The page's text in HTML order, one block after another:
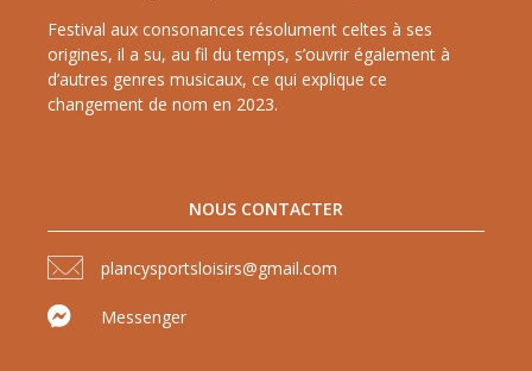
Festival aux consonances résolument celtes à ses
origines, il a su, au fil du temps, s’ouvrir également à
d’autres genres musicaux, ce qui explique ce
changement de nom en 2023.
NOUS CONTACTER
plancysportsloisirs@gmail.com
Messenger